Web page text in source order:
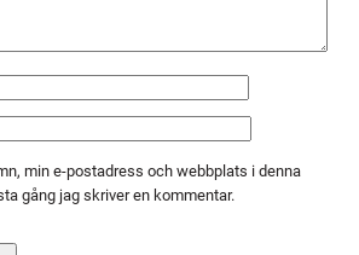
min e-postadress och webbplats i denna
gång jag skriver en kommentar.